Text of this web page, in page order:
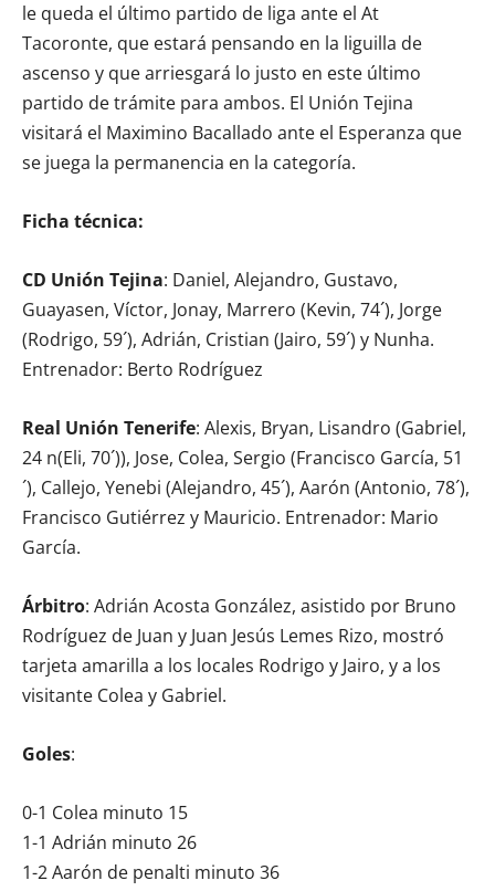
le queda el último partido de liga ante el At
Tacoronte, que estará pensando en la liguilla de
ascenso y que arriesgará lo justo en este último
partido de trámite para ambos. El Unión Tejina
visitará el Maximino Bacallado ante el Esperanza que
se juega la permanencia en la categoría.
Ficha técnica:
CD Unión Tejina: Daniel, Alejandro, Gustavo,
Guayasen, Víctor, Jonay, Marrero (Kevin, 74´), Jorge
(Rodrigo, 59´), Adrián, Cristian (Jairo, 59´) y Nunha.
Entrenador: Berto Rodríguez
Real Unión Tenerife: Alexis, Bryan, Lisandro (Gabriel,
24 n(Eli, 70´)), Jose, Colea, Sergio (Francisco García, 51
´), Callejo, Yenebi (Alejandro, 45´), Aarón (Antonio, 78´),
Francisco Gutiérrez y Mauricio. Entrenador: Mario
García.
Árbitro: Adrián Acosta González, asistido por Bruno
Rodríguez de Juan y Juan Jesús Lemes Rizo, mostró
tarjeta amarilla a los locales Rodrigo y Jairo, y a los
visitante Colea y Gabriel.
Goles:
0-1 Colea minuto 15
1-1 Adrián minuto 26
1-2 Aarón de penalti minuto 36